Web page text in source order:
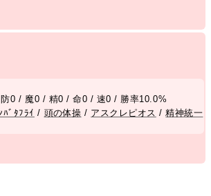
0 / 魔0 / 精0 / 命0 / 速0 / 勝率10.0%
ﾊﾞﾀﾌﾗｲ / 頭の体操 / アスクレピオス /精神統一